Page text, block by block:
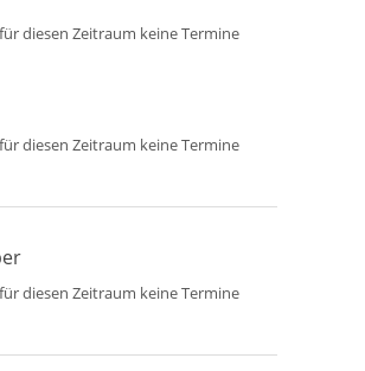
diesen Zeitraum keine Termine
diesen Zeitraum keine Termine
diesen Zeitraum keine Termine